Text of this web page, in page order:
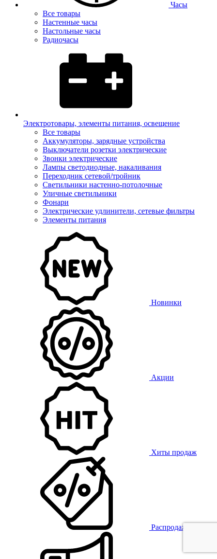
Часы
Все товары
Настенные часы
Настольные часы
Радиочасы
Электротовары, элементы питания, освещение
Все товары
Аккумуляторы, зарядные устройства
Выключатели розетки электрические
Звонки электрические
Лампы светодиодные, накаливания
Переходник сетевой/тройник
Светильники настенно-потолочные
Уличные светильники
Фонари
Электрические удлинители, сетевые фильтры
Элементы питания
Новинки
Акции
Хиты продаж
Распродажа